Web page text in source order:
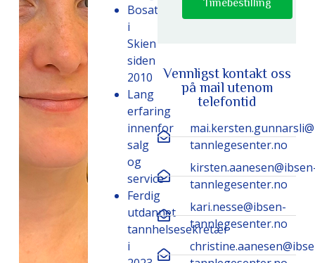
Bosatt
i
Skien
siden
2010
Lang
erfaring
innenfor
salg
og
service
Ferdig
utdannet
tannhelsesekretær
i
Timebestilling
Vennligst kontakt oss
på mail utenom
telefontid
tannlegesenter.no
tannlegesenter.no
kari.nesse@ibsen-
tannlegesenter.no